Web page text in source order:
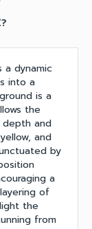
a dynamic
into a
is a
the
and
and
by
a
of
the
from